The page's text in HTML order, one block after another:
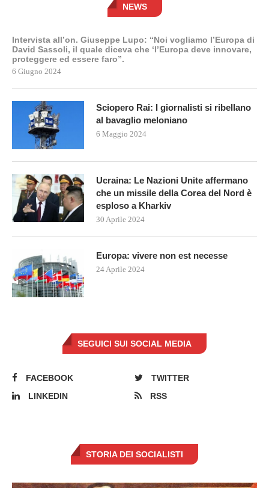
NEWS
Intervista all’on. Giuseppe Lupo: “Noi vogliamo l’Europa di
David Sassoli, il quale diceva che ‘l’Europa deve innovare,
proteggere ed essere faro”.
6 Giugno 2024
Sciopero Rai: I giornalisti si ribellano
al bavaglio meloniano
6 Maggio 2024
Ucraina: Le Nazioni Unite affermano
che un missile della Corea del Nord è
esploso a Kharkiv
30 Aprile 2024
Europa: vivere non est necesse
24 Aprile 2024
SEGUICI SUI SOCIAL MEDIA
FACEBOOK
TWITTER
LINKEDIN
RSS
STORIA DEI SOCIALISTI